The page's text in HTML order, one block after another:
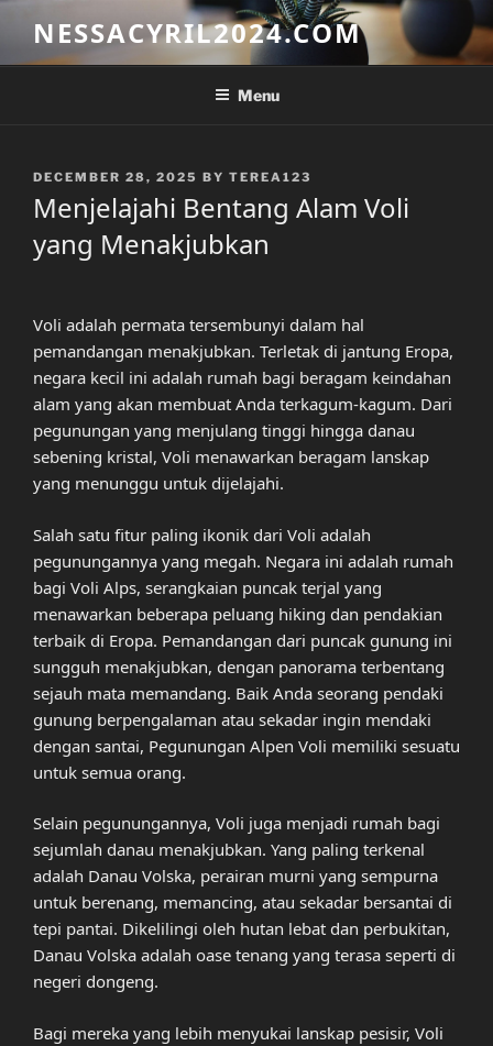
content
NESSACYRIL2024.COM
Menu
POSTED
DECEMBER 28, 2025 BY TEREA123
Menjelajahi Bentang Alam Voli
yang Menakjubkan
Voli adalah permata tersembunyi dalam hal
pemandangan menakjubkan. Terletak di jantung Eropa,
negara kecil ini adalah rumah bagi beragam keindahan
alam yang akan membuat Anda terkagum-kagum. Dari
pegunungan yang menjulang tinggi hingga danau
sebening kristal, Voli menawarkan beragam lanskap
yang menunggu untuk dijelajahi.
Salah satu fitur paling ikonik dari Voli adalah
pegunungannya yang megah. Negara ini adalah rumah
bagi Voli Alps, serangkaian puncak terjal yang
menawarkan beberapa peluang hiking dan pendakian
terbaik di Eropa. Pemandangan dari puncak gunung ini
sungguh menakjubkan, dengan panorama terbentang
sejauh mata memandang. Baik Anda seorang pendaki
gunung berpengalaman atau sekadar ingin mendaki
dengan santai, Pegunungan Alpen Voli memiliki sesuatu
untuk semua orang.
Selain pegunungannya, Voli juga menjadi rumah bagi
sejumlah danau menakjubkan. Yang paling terkenal
adalah Danau Volska, perairan murni yang sempurna
untuk berenang, memancing, atau sekadar bersantai di
tepi pantai. Dikelilingi oleh hutan lebat dan perbukitan,
Danau Volska adalah oase tenang yang terasa seperti di
negeri dongeng.
Bagi mereka yang lebih menyukai lanskap pesisir, Voli